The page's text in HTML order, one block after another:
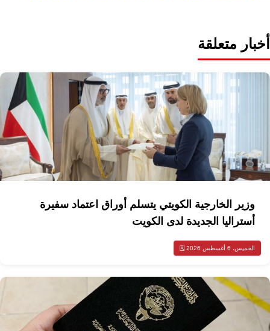
أخبار متعلقة
وزير الخارجية الكويتي يتسلم أوراق اعتماد سفيرة
أستراليا الجديدة لدى الكويت
الخميس، 6 أغسطس 2026 🗓️